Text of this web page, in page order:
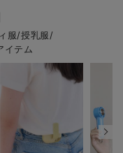
服/授乳服/
イテム